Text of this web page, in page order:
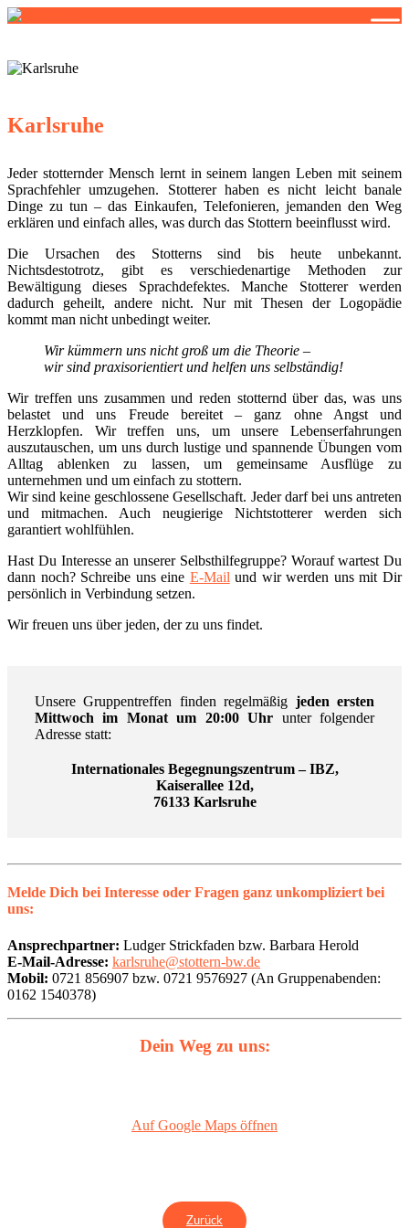
Karlsruhe
Jeder stotternder Mensch lernt in seinem langen Leben mit seinem
Sprachfehler umzugehen. Stotterer haben es nicht leicht banale
Dinge zu tun – das Einkaufen, Telefonieren, jemanden den Weg
erklären und einfach alles, was durch das Stottern beeinflusst wird.
Die Ursachen des Stotterns sind bis heute unbekannt.
Nichtsdestotrotz, gibt es verschiedenartige Methoden zur
Bewältigung dieses Sprachdefektes. Manche Stotterer werden
dadurch geheilt, andere nicht. Nur mit Thesen der Logopädie
kommt man nicht unbedingt weiter.
Wir kümmern uns nicht groß um die Theorie –
wir sind praxisorientiert und helfen uns selbständig!
Wir treffen uns zusammen und reden stotternd über das, was uns
belastet und uns Freude bereitet – ganz ohne Angst und
Herzklopfen. Wir treffen uns, um unsere Lebenserfahrungen
auszutauschen, um uns durch lustige und spannende Übungen vom
Alltag ablenken zu lassen, um gemeinsame Ausflüge zu
unternehmen und um einfach zu stottern.
Wir sind keine geschlossene Gesellschaft. Jeder darf bei uns antreten
und mitmachen. Auch neugierige Nichtstotterer werden sich
garantiert wohlfühlen.
Hast Du Interesse an unserer Selbsthilfegruppe? Worauf wartest Du
dann noch? Schreibe uns eine E-Mail und wir werden uns mit Dir
persönlich in Verbindung setzen.
Wir freuen uns über jeden, der zu uns findet.
Unsere Gruppentreffen finden regelmäßig jeden ersten
Mittwoch im Monat um 20:00 Uhr unter folgender
Adresse statt:
Internationales Begegnungszentrum – IBZ,
Kaiserallee 12d,
76133 Karlsruhe
Melde Dich bei Interesse oder Fragen ganz unkompliziert bei
uns:
Ansprechpartner: Ludger Strickfaden bzw. Barbara Herold
E-Mail-Adresse: karlsruhe@stottern-bw.de
Mobil: 0721 856907 bzw. 0721 9576927 (An Gruppenabenden:
0162 1540378)
Dein Weg zu uns:
Auf Google Maps öffnen
Zurück